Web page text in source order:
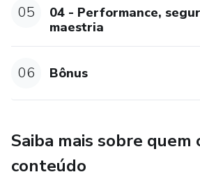
05
04 - Performance,
maestria
06 Bônus
Saiba mais sobre quem
conteúdo